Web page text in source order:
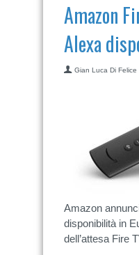
Amazon
Alexa
Gian Luca Di Felice
Amazon
disponibilità in
dell’attesa Fire